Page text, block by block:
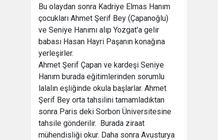
Bu olaydan sonra Kadriye Elmas Hanım
çocukları Ahmet Şerif Bey (Çapanoğlu)
ve Seniye Hanımı alıp Yozgat'a gelir
babası Hasan Hayri Paşanın konağına
yerleşirler.
Ahmet Şerif Çapan ve kardeşi Seniye
Hanım burada eğitimlerinden sorumlu
lalalın eşliğinde okula başlarlar. Ahmet
Şerif Bey orta tahsilini tamamladıktan
sonra Paris deki Sorbon Üniversitesine
tahsile gönderilir. Burada ziraat
mühendisliği okur. Daha sonra Avusturya